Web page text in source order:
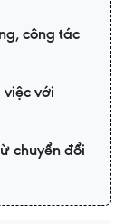
công tác
với
chuyển đổi